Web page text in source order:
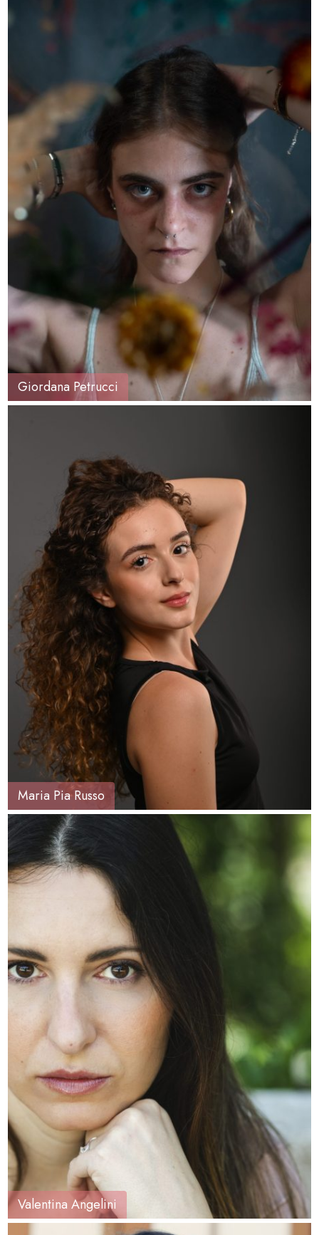
Giordana Petrucci
Maria Pia Russo
Valentina Angelini